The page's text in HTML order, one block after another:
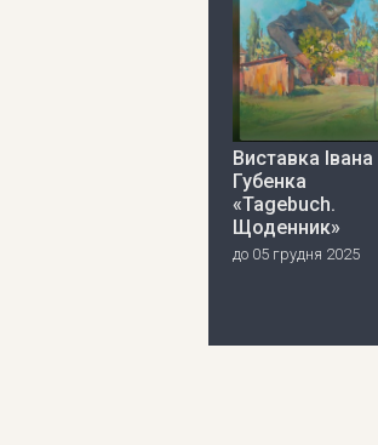
Виставка Івана
Губенка
«Tagebuch.
Щоденник»
до 05 грудня 2025